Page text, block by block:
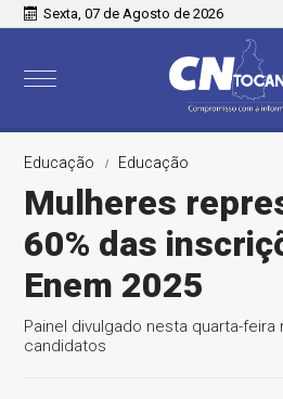
Sexta, 07 de Agosto de 2026
Educação Educação
Mulheres
60% das
Enem 2025
Painel divulgado nesta quarta-
candidatos